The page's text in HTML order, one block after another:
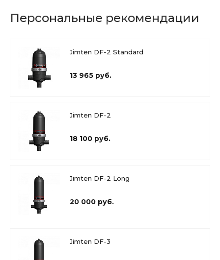
Персональные рекомендации
Jimten DF-2 Standard
13 965 руб.
Jimten DF-2
18 100 руб.
Jimten DF-2 Long
20 000 руб.
Jimten DF-3